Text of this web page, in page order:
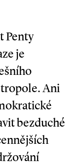
Penty
je
Ani
bezduché